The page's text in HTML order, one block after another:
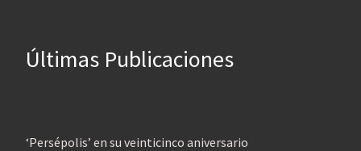
Últimas Publicaciones
‘Persépolis’ en su veinticinco aniversario